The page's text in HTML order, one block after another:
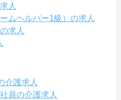
人
ムヘルパー1級）の求人
求人
介護求人
員の介護求人